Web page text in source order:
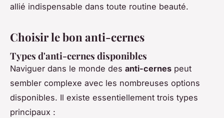
allié indispensable dans toute routine beauté.
Choisir le bon anti-cernes
Types d'anti-cernes disponibles
Naviguer dans le monde des anti-cernes peut
sembler complexe avec les nombreuses options
disponibles. Il existe essentiellement trois types
principaux :